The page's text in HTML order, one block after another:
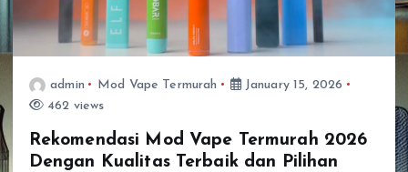
admin Mod Vape Termurah
January 15, 2026
462 views
Rekomendasi Mod Vape Termurah 2026
Dengan Kualitas Terbaik dan Pilihan